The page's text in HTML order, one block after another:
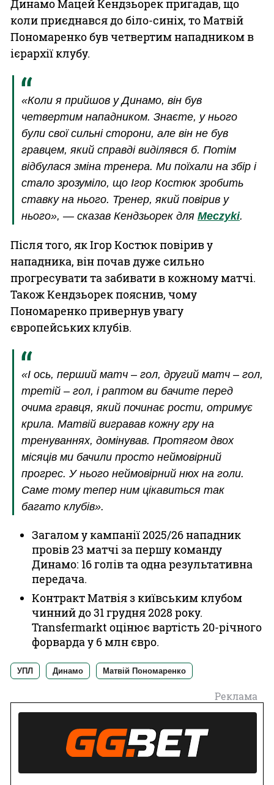
Динамо Мацей Кендзьорек пригадав, що
коли приєднався до біло-синіх, то Матвій
Пономаренко був четвертим нападником в
ієрархії клубу.
«Коли я прийшов у Динамо, він був
четвертим нападником. Знаєте, у нього
були свої сильні сторони, але він не був
гравцем, який справді виділявся б. Потім
відбулася зміна тренера. Ми поїхали на збір і
стало зрозуміло, що Ігор Костюк зробить
ставку на нього. Тренер, який повірив у
нього», — сказав Кендзьорек для Meczyki.
Після того, як Ігор Костюк повірив у
нападника, він почав дуже сильно
прогресувати та забивати в кожному матчі.
Також Кендзьорек пояснив, чому
Пономаренко привернув увагу
європейських клубів.
«І ось, перший матч – гол, другий матч – гол,
третій – гол, і раптом ви бачите перед
очима гравця, який починає рости, отримує
крила. Матвій вигравав кожну гру на
тренуваннях, домінував. Протягом двох
місяців ми бачили просто неймовірний
прогрес. У нього неймовірний нюх на голи.
Саме тому тепер ним цікавиться так
багато клубів».
Загалом у кампанії 2025/26 нападник
провів 23 матчі за першу команду
Динамо: 16 голів та одна результативна
передача.
Контракт Матвія з київським клубом
чинний до 31 грудня 2028 року.
Transfermarkt оцінює вартість 20-річного
форварда у 6 млн євро.
УПЛ Динамо Матвій Пономаренко
Реклама